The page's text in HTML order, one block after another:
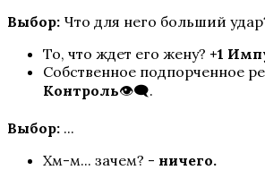
Любовь со Звёзд
Выбор: Что для него больший
То, что ждет его жену? +1
Собственное подпорченное
Контроль👁️‍🗨️.
Выбор: ...
Хм-м... зачем? - ничего.